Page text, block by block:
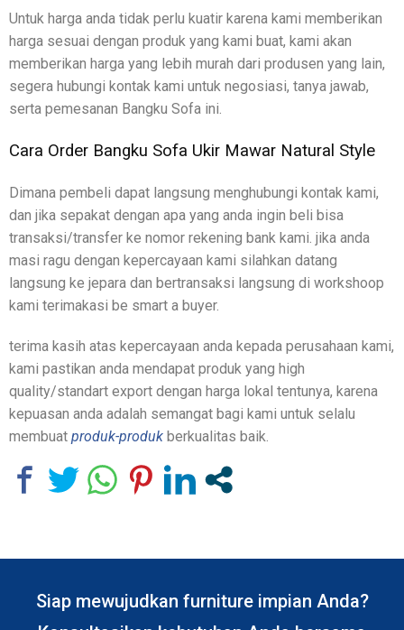
Untuk harga anda tidak perlu kuatir karena kami memberikan
harga sesuai dengan produk yang kami buat, kami akan
memberikan harga yang lebih murah dari produsen yang lain,
segera hubungi kontak kami untuk negosiasi, tanya jawab,
serta pemesanan Bangku Sofa ini.
Cara Order Bangku Sofa Ukir Mawar Natural Style
Dimana pembeli dapat langsung menghubungi kontak kami,
dan jika sepakat dengan apa yang anda ingin beli bisa
transaksi/transfer ke nomor rekening bank kami. jika anda
masi ragu dengan kepercayaan kami silahkan datang
langsung ke jepara dan bertransaksi langsung di workshoop
kami terimakasi be smart a buyer.
terima kasih atas kepercayaan anda kepada perusahaan kami,
kami pastikan anda mendapat produk yang high
quality/standart export dengan harga lokal tentunya, karena
kepuasan anda adalah semangat bagi kami untuk selalu
membuat produk-produk berkualitas baik.
Siap mewujudkan furniture impian Anda?